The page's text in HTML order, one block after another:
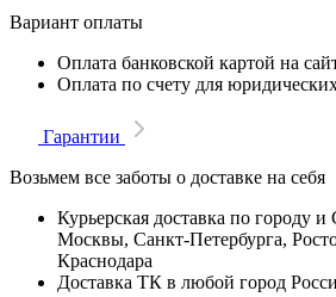
Вариант оплаты
Оплата банковской картой на
Оплата по счету для
Гарантии
Возьмем все заботы о доставке на себя
Курьерская доставка по городу
Москвы, Санкт-Петербурга,
Краснодара
Доставка ТК в любой город